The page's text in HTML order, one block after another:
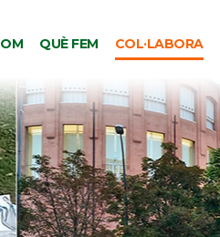
QUÈ FEM COL·LABORA